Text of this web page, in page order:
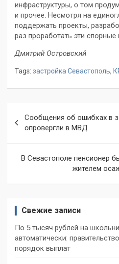
инфраструктуры, о том
и прочее. Несмотря на
поддержать проекты,
раз проработать эти
Дмитрий Островский
Tags: застройка Севастополь,
по
записям
Сообщения об ошибках в
опровергли в МВД
В Севастополе пенсионер
жителем
Свежие записи
По 5 тысяч рублей на
автоматически:
порядок выплат